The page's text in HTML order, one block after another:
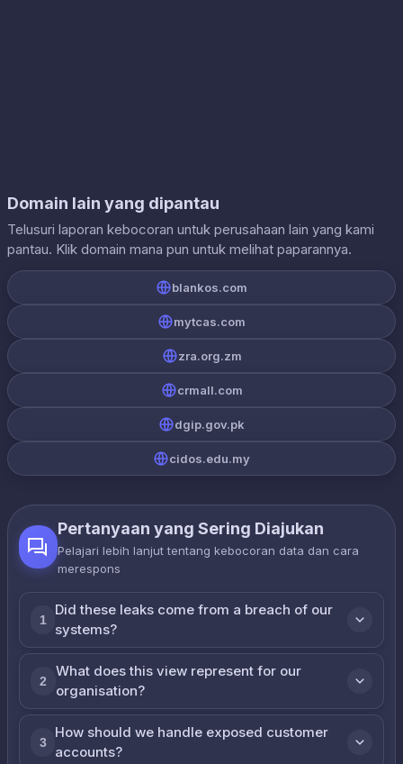
Domain lain yang dipantau
Telusuri laporan kebocoran untuk perusahaan lain yang kami
pantau. Klik domain mana pun untuk melihat paparannya.
blankos.com
mytcas.com
zra.org.zm
crmall.com
dgip.gov.pk
cidos.edu.my
Pertanyaan yang Sering Diajukan
Pelajari lebih lanjut tentang kebocoran data dan cara
merespons
1
Did these leaks come from a breach of our
systems?
2
What does this view represent for our
organisation?
3
How should we handle exposed customer
accounts?